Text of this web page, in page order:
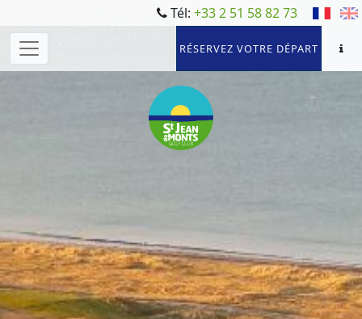
Tél: +33 2 51 58 82 73
RÉSERVEZ VOTRE DÉPART